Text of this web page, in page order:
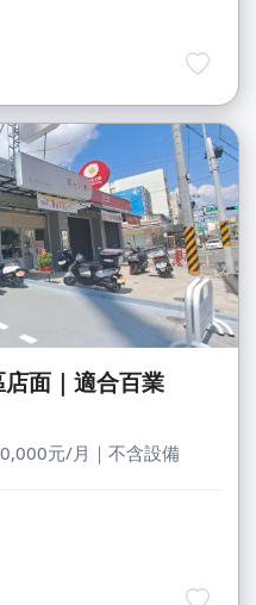
面｜適合百業
元/月｜不含設備